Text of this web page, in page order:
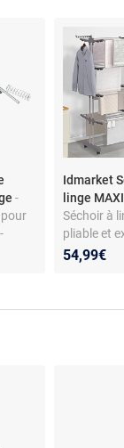
-
Idmarket
linge
Séchoir à
pliable et
niveaux
54,99€